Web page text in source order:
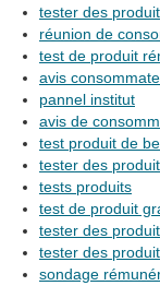
tester des produit
réunion de
test de produit
avis
pannel institut
avis de
test produit de
tester des
tests produits
test de produit
tester des
tester des
sondage